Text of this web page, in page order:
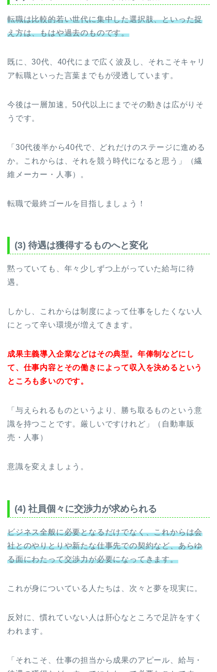
転職は比較的若い世代に集中した選択肢、といった捉
え方は、もはや過去のものです。
既に、30代、40代にまで広く波及し、それこそキャリ
ア転職といった言葉までもが浸透しています。
今後は一層加速。50代以上にまでその動きは広がりそ
うです。
「30代後半から40代で、どれだけのステージに進める
か。これからは、それを競う時代になると思う」（繊
維メーカー・人事）。
転職で最終ゴールを目指しましょう！
(3) 待遇は獲得するものへと変化
黙っていても、年々少しずつ上がっていた給与に待
遇。
しかし、これからは制度によって仕事をしたくない人
にとって辛い環境が増えてきます。
成果主義導入企業などはその典型。年俸制などにし
て、仕事内容とその働きによって収入を決めるという
ところも多いのです。
「与えられるものというより、勝ち取るものという意
識を持つことです。厳しいですけれど」（自動車販
売・人事）
意識を変えましょう。
(4) 社員個々に交渉力が求められる
ビジネス全般に必要となるだけでなく、これからは会
社とのやりとりや新たな仕事先での契約など、あらゆ
る面にわたって交渉力が必要になってきます。
これが身についている人たちは、次々と夢を現実に。
反対に、慣れていない人は肝心なところで足許をすく
われます。
「それこそ、仕事の担当から成果のアピール、給与・